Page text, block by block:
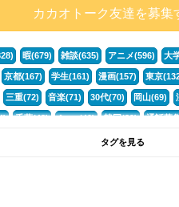
カカオトーク友達を募集
暇(679) 雑談(635) アニメ(596) 大
京都(167) 学生(161) 漫画(157) 東京
三重(72) 音楽(71) 30代(70) 岡山(69)
千葉(43) Apex(40) 韓国(39) 通話募
原神(24) オタク(22)
タグを見る